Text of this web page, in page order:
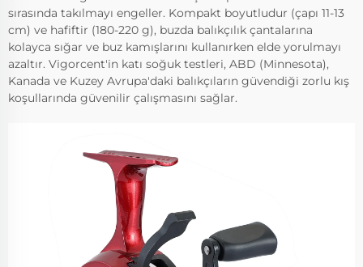
sırasında takılmayı engeller. Kompakt boyutludur (çapı 11-13
cm) ve hafiftir (180-220 g), buzda balıkçılık çantalarına
kolayca sığar ve buz kamışlarını kullanırken elde yorulmayı
azaltır. Vigorcent'in katı soğuk testleri, ABD (Minnesota),
Kanada ve Kuzey Avrupa'daki balıkçıların güvendiği zorlu kış
koşullarında güvenilir çalışmasını sağlar.